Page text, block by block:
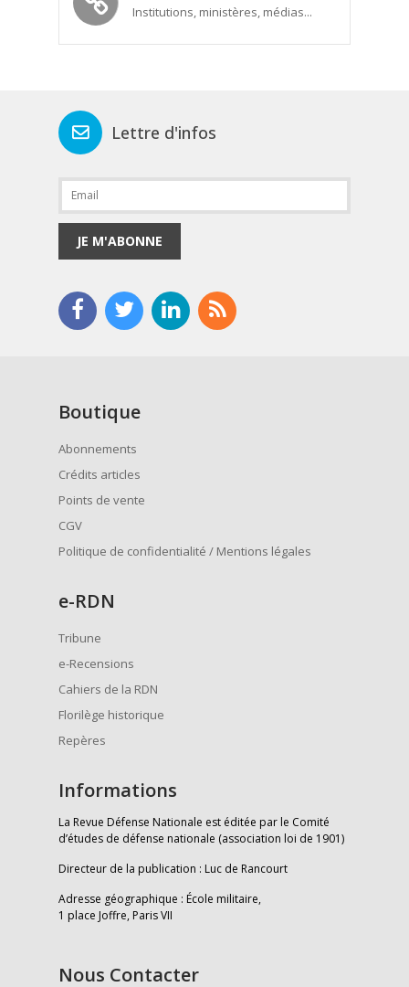
Institutions, ministères, médias...
Lettre d'infos
JE M'ABONNE
Boutique
Abonnements
Crédits articles
Points de vente
CGV
Politique de confidentialité / Mentions légales
e-RDN
Tribune
e-Recensions
Cahiers de la RDN
Florilège historique
Repères
Informations
La Revue Défense Nationale est éditée par le Comité
d’études de défense nationale (association loi de 1901)
Directeur de la publication : Luc de Rancourt
Adresse géographique : École militaire,
1 place Joffre, Paris VII
Nous Contacter